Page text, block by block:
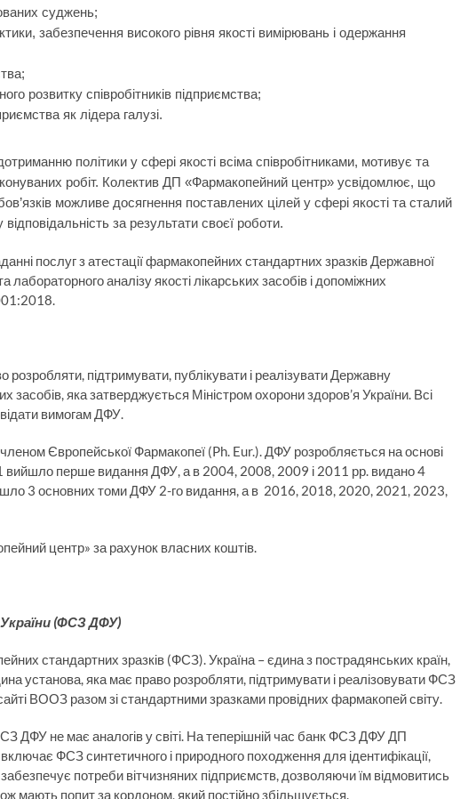
суджень;
забезпечення високого рівня якості вимірювань і одержання
розвитку співробітників підприємства;
як лідера галузі.
політики у сфері якості всіма співробітниками, мотивує та
робіт. Колектив ДП «Фармакопейний центр» усвідомлює, що
можливе досягнення поставлених цілей у сфері якості та сталий
за результати своєї роботи.
послуг з атестації фармакопейних стандартних зразків Державної
аналізу якості лікарських засобів і допоміжних
підтримувати, публікувати і реалізувати Державну
яка затверджується Міністром охорони здоров’я України. Всі
вимогам ДФУ.
Європейської Фармакопеї (Ph. Eur.). ДФУ розробляється на основі
вийшло перше видання ДФУ, а в 2004, 2008, 2009 і 2011 рр. видано 4
3 основних томи ДФУ 2-го видання, а в 2016, 2018, 2020, 2021, 2023,
центр» за рахунок власних коштів.
(ФСЗ ДФУ)
стандартних зразків (ФСЗ). Україна – єдина з пострадянських країн,
установа, яка має право розробляти, підтримувати і реалізовувати ФСЗ
ВООЗ разом зі стандартними зразками провідних фармакопей світу.
не має аналогів у світі. На теперішній час банк ФСЗ ДФУ ДП
ФСЗ синтетичного і природного походження для ідентифікації,
забезпечує потреби вітчизняних підприємств, дозволяючи їм відмовитись
мають попит за кордоном, який постійно збільшується.